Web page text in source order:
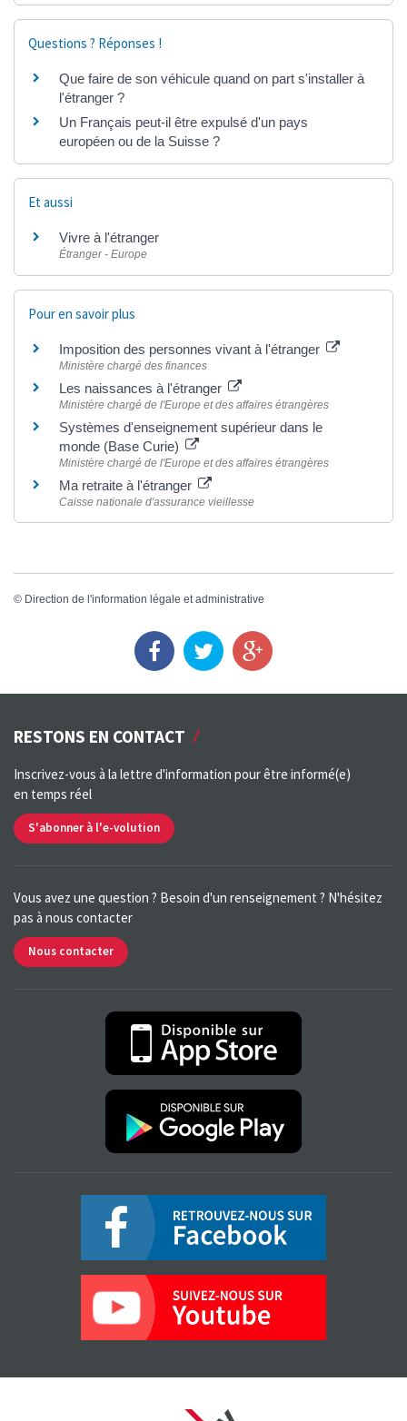
Questions ? Réponses !
Que faire de son véhicule quand on part s'installer à
l'étranger ?
Un Français peut-il être expulsé d'un pays
européen ou de la Suisse ?
Et aussi
Vivre à l'étranger
Étranger - Europe
Pour en savoir plus
Imposition des personnes vivant à l'étranger
Ministère chargé des finances
Les naissances à l'étranger
Ministère chargé de l'Europe et des affaires étrangères
Systèmes d'enseignement supérieur dans le
monde (Base Curie)
Ministère chargé de l'Europe et des affaires étrangères
Ma retraite à l'étranger
Caisse nationale d'assurance vieillesse
© Direction de l'information légale et administrative
RESTONS EN CONTACT
Inscrivez-vous à la lettre d'information pour être informé(e)
en temps réel
S'abonner à l'e-volution
Vous avez une question ? Besoin d'un renseignement ? N'hésitez
pas à nous contacter
Nous contacter